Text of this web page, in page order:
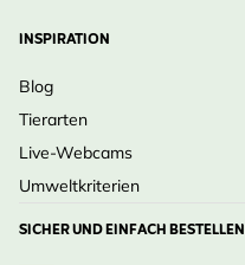
INSPIRATION
Blog
Tierarten
Live-Webcams
Umweltkriterien
SICHER UND EINFACH BESTELLEN